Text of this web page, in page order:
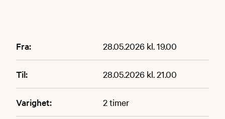
Fra: 28.05.2026 kl. 19.00
Til: 28.05.2026 kl. 21.00
Varighet: 2 timer